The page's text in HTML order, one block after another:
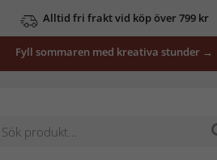
Alltid fri frakt vid köp över 799 kr
Fyll sommaren med kreativa stunder →